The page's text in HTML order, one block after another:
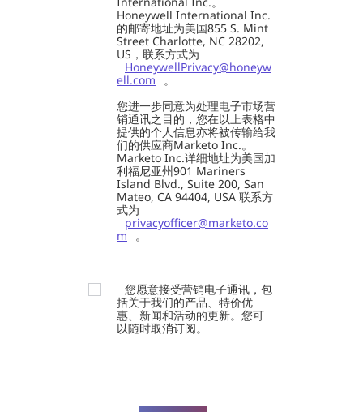
Honeywell International Inc.
的邮寄地址为美国855 S. Mint
Street Charlotte, NC 28202,
US，联系方式为
HoneywellPrivacy@honeyw
ell.com
。
您进一步同意为处理电子市场营
销通讯之目的，您在以上表格中
提供的个人信息亦将被传输给我
们的供应商Marketo Inc.。
Marketo Inc.详细地址为美国加
利福尼亚州901 Mariners
Island Blvd., Suite 200, San
Mateo, CA 94404, USA 联系方
式为
privacyofficer@marketo.co
m 。
您愿意接受营销电子通讯，包
括关于我们的产品、特价优
惠、新闻和活动的更新。您可
以随时取消订阅。